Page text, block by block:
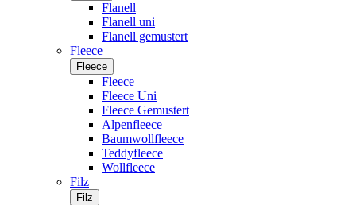
Flanell
Flanell uni
Flanell gemustert
Fleece
Fleece
Fleece
Fleece Uni
Fleece Gemustert
Alpenfleece
Baumwollfleece
Teddyfleece
Wollfleece
Filz
Filz